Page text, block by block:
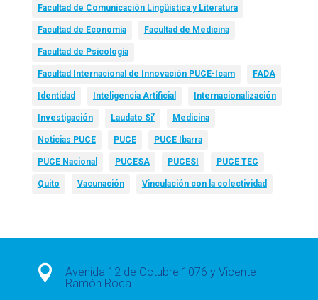
Facultad de Comunicación Lingüística y Literatura
Facultad de Economía Facultad de Medicina
Facultad de Psicología
Facultad Internacional de Innovación PUCE-Icam FADA
Identidad Inteligencia Artificial Internacionalización
Investigación Laudato Si’ Medicina
Noticias PUCE PUCE PUCE Ibarra
PUCE Nacional PUCESA PUCESI PUCE TEC
Quito Vacunación Vinculación con la colectividad

Avenida 12 de Octubre 1076 y Vicente
Ramón Roca